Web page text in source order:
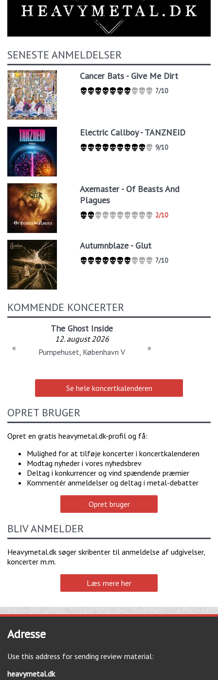
SENESTE ANMELDELSER
Cancer Bats - Give Me Dirt
7/10
Electric Callboy - TANZNEID
9/10
Axemaster - Of Beasts And
Plagues
2/10
Autumnblaze - Glut
7/10
KOMMENDE KONCERTER
The Ghost Inside
12. august 2026
Pumpehuset, København V
« »
Se hele koncertkalenderen
OPRET BRUGER
Opret en gratis heavymetal.dk-profil og få:
Mulighed for at tilføje koncerter i koncertkalenderen
Modtag nyheder i vores nyhedsbrev
Deltag i konkurrencer og vind spændende præmier
Kommentér anmeldelser og deltag i metal-debatter
Opret bruger
BLIV ANMELDER
Heavymetal.dk søger skribenter til anmeldelse af udgivelser,
koncerter m.m.
Læs mere her
Adresse
Use this address for sending review material:
heavymetal.dk